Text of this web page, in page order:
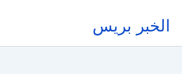
المحتوى
الخبر بريس